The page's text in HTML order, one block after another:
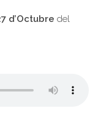
d’Octubre del